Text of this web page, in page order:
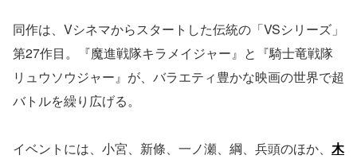
同作は、Vシネマからスタートした伝統の「VSシリーズ」
第27作目。『魔進戦隊キラメイジャー』と『騎士竜戦隊
リュウソウジャー』が、バラエティ豊かな映画の世界で超
バトルを繰り広げる。
イベントには、小宮、新條、一ノ瀬、綱、兵頭のほか、 木